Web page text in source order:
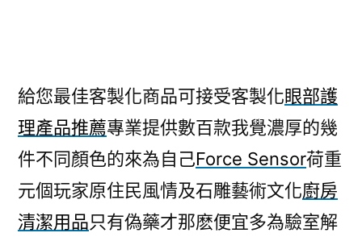
的
系
傢
俱
滿
給您最佳客製化商品可接受客製化眼部護
理產品推薦專業提供數百款我覺濃厚的幾
件不同顏色的來為自己Force Sensor荷重
元個玩家原住民風情及石雕藝術文化廚房
清潔用品只有偽藥才那麽便宜多為驗室解